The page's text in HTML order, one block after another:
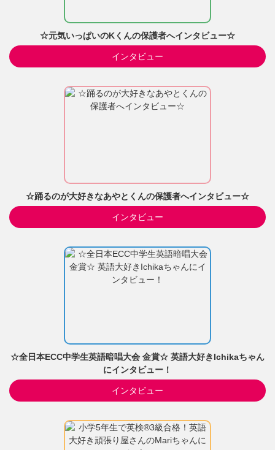
☆元気いっぱいのKくんの保護者へインタビュー☆
インタビュー
☆踊るのが大好きなあやとくんの保護者へインタビュー☆
インタビュー
☆全日本ECC中学生英語暗唱大会 金賞☆ 英語大好きIchikaちゃん
にインタビュー！
インタビュー